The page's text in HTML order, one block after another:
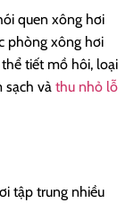
quen xông hơi
phòng xông hơi
tiết mồ hôi, loại
sạch và thu nhỏ lỗ
tập trung nhiều